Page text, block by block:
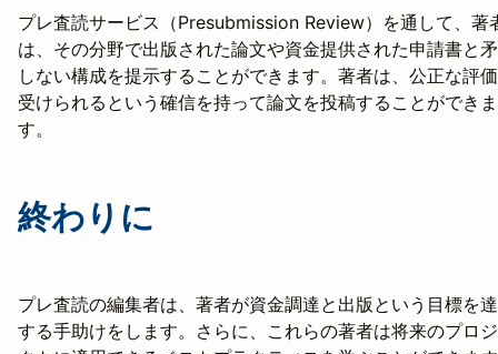
プレ査読サービス（Presubmission Review）を通して、著
は、その分野で出版された論文や資金提供された申請書と
しない構成を提示することができます。著者は、公正な評
受けられるという確信を持って論文を投稿することができま
す。
終わりに
プレ査読の編集者は、著者が資金調達と出版という目標を
する手助けをします。さらに、これらの著者は将来のプロ